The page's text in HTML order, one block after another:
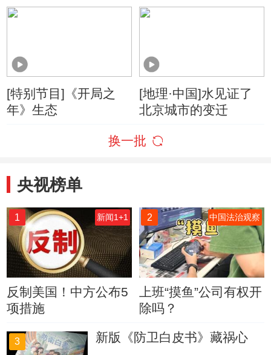
田
“水”与四大民间传说
[特别节目]《开局之
年》生态
[地理·中国]水见证了
北京城市的变迁
换一批
央视榜单
1 新闻1+1
反制美国！中方公布5
项措施
2 中国法治观察
上班“摸鱼”公司有权开
除吗？
3 新版《防卫白皮书》藏祸心